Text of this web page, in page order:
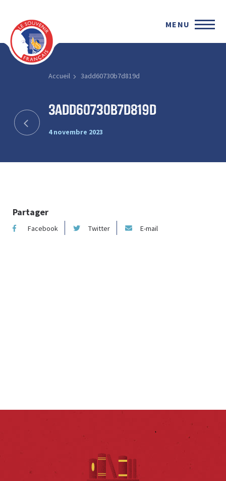
MENU
Accueil 3add60730b7d819d
3add60730b7d819d
4 novembre 2023
Partager
Facebook Twitter E-mail